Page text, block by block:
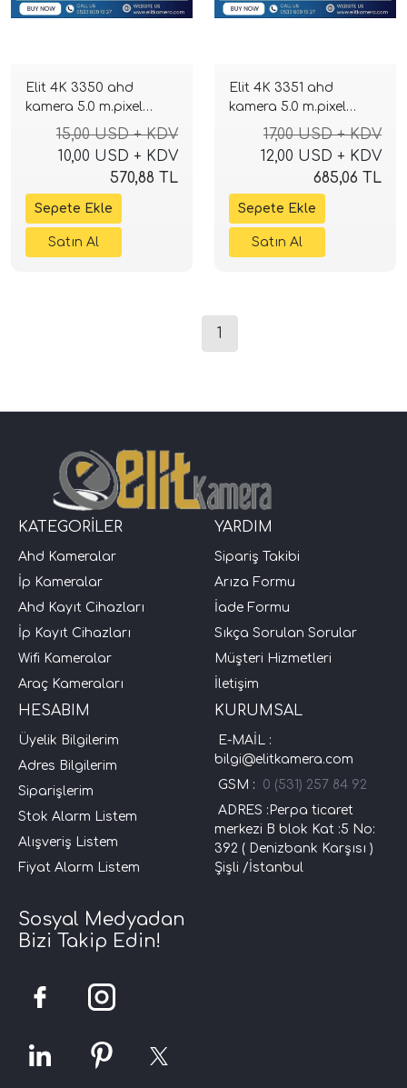
Elit 4K 3350 ahd
kamera 5.0 m.pixel
Sony Lens 2160p full
hd Gecegörüşlü
15,00 USD + KDV
10,00 USD + KDV
570,88 TL
Elit 4K 3351 ahd
kamera 5.0 m.pixel
Sony Lens 2160p full
hd Gecegörüşlü
17,00 USD + KDV
12,00 USD + KDV
685,06 TL
1
KATEGORİLER
Ahd Kameralar
İp Kameralar
Ahd Kayıt Cihazları
İp Kayıt Cihazları
Wifi Kameralar
Araç Kameraları
YARDIM
Sipariş Takibi
Arıza Formu
İade Formu
Sıkça Sorulan Sorular
Müşteri Hizmetleri
İletişim
HESABIM
Üyelik Bilgilerim
Adres Bilgilerim
Siparişlerim
Stok Alarm Listem
Alışveriş Listem
Fiyat Alarm Listem
KURUMSAL
E-MAİL :
bilgi@elitkamera.com
GSM : 0 (531) 257 84 92
ADRES :Perpa ticaret
merkezi B blok Kat :5 No:
392 ( Denizbank Karşısı )
Şişli /İstanbul
Sosyal Medyadan
Bizi Takip Edin!